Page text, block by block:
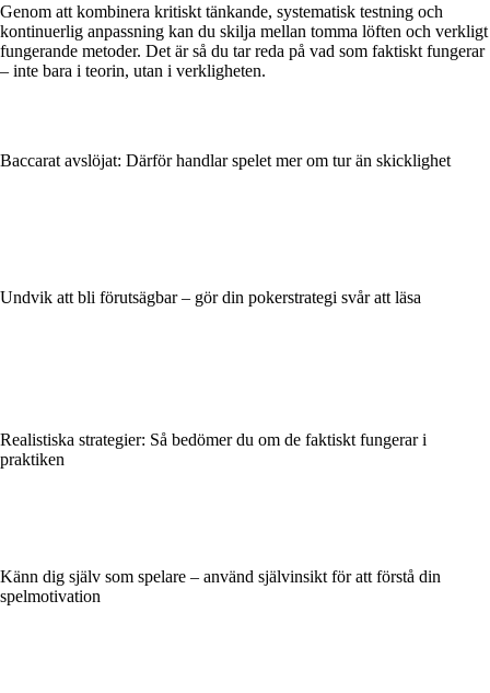
Genom att kombinera kritiskt tänkande, systematisk testning och
kontinuerlig anpassning kan du skilja mellan tomma löften och verkligt
fungerande metoder. Det är så du tar reda på vad som faktiskt fungerar
– inte bara i teorin, utan i verkligheten.
Baccarat avslöjat: Därför handlar spelet mer om tur än skicklighet
Undvik att bli förutsägbar – gör din pokerstrategi svår att läsa
Realistiska strategier: Så bedömer du om de faktiskt fungerar i
praktiken
Känn dig själv som spelare – använd självinsikt för att förstå din
spelmotivation